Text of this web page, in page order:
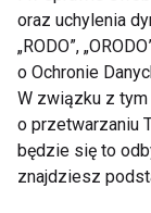
jako dodatek,
szacunek i
kulinarnej bajki.
rozgrzewające
w rodzinnym
pierzynką z
skorzystajcie
oraz uchylenia
„RODO”,
o Ochronie
W związku z
o przetwarzaniu
będzie się to
znajdziesz